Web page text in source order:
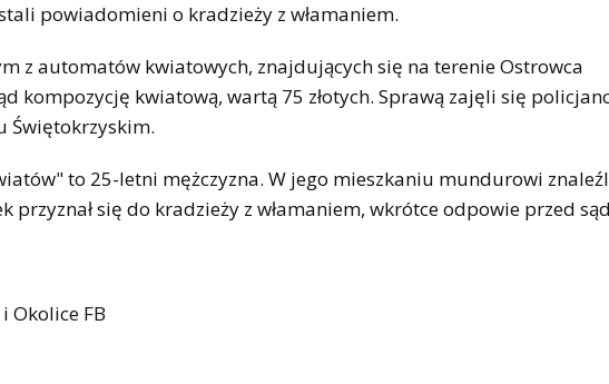
powiadomieni o kradzieży z włamaniem.
z automatów kwiatowych, znajdujących się na terenie Ostrowca
kompozycję kwiatową, wartą 75 złotych. Sprawą zajęli się
Świętokrzyskim.
to 25-letni mężczyzna. W jego mieszkaniu mundurowi
się do kradzieży z włamaniem, wkrótce odpowie przed
Okolice FB